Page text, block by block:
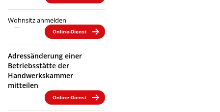
Wohnsitz anmelden
Online-Dienst
Adressänderung einer
Betriebsstätte der
Handwerkskammer
mitteilen
Online-Dienst